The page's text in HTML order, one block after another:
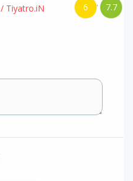
7.7
/
6
/ Tiyatro.iN